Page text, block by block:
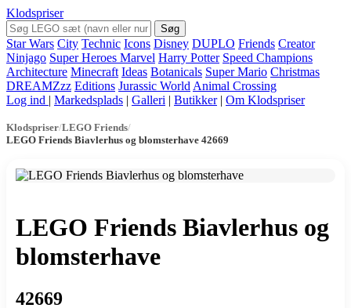
Klodspriser
Søg
Star Wars City Technic Icons Disney DUPLO Friends Creator
Ninjago Super Heroes Marvel Harry Potter Speed Champions
Architecture Minecraft Ideas Botanicals Super Mario Christmas
DREAMZzz Editions Jurassic World Animal Crossing
Log ind | Markedsplads | Galleri | Butikker | Om Klodspriser
Klodspriser/LEGO Friends/
LEGO Friends Biavlerhus og blomsterhave 42669
LEGO Friends Biavlerhus og
blomsterhave
42669